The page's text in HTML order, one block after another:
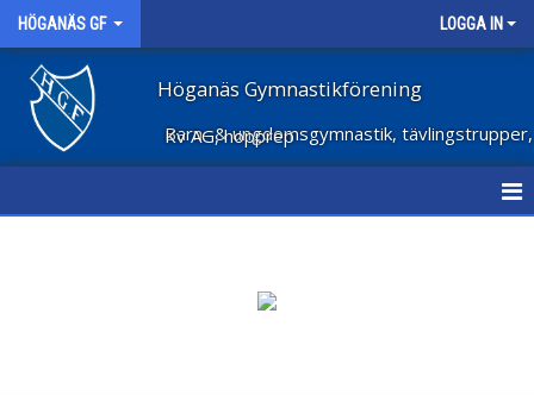
HÖGANÄS GF LOGGA IN
Höganäs Gymnastikförening
Barn- & ungdomsgymnastik, tävlingstrupper, Kv AG, hopprep